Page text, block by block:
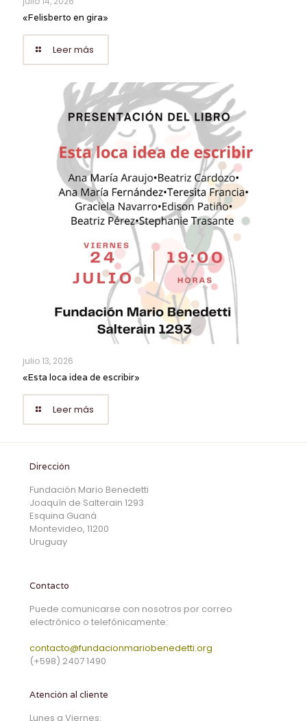
«Felisberto en gira»
Leer más
julio 13, 2026
«Esta loca idea de escribir»
Leer más
Dirección
Fundación Mario Benedetti
Joaquín de Salterain 1293
Esquina Guaná
Montevideo, 11200
Uruguay
Contacto
Puede comunicarse con nosotros por correo
electrónico o telefónicamente:
contacto@fundacionmariobenedetti.org
(+598) 2407 1490
Atención al cliente
Lunes a Viernes: